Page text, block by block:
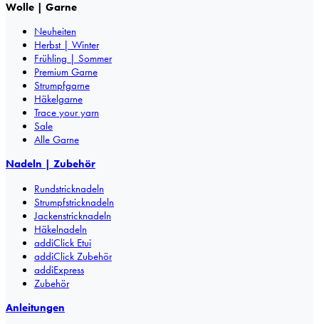
Wolle | Garne
Neuheiten
Herbst | Winter
Frühling | Sommer
Premium Garne
Strumpfgarne
Häkelgarne
Trace your yarn
Sale
Alle Garne
Nadeln | Zubehör
Rundstricknadeln
Strumpfstricknadeln
Jackenstricknadeln
Häkelnadeln
addiClick Etui
addiClick Zubehör
addiExpress
Zubehör
Anleitungen